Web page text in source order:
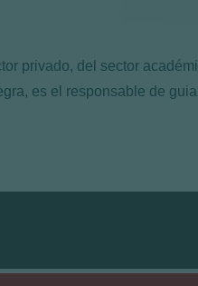
privado, del sector
es el responsable de